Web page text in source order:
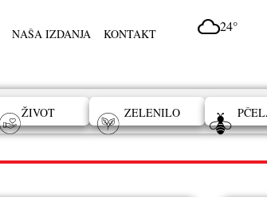
NAŠA IZDANJA KONTAKT 24°
ŽIVOT ZELENILO